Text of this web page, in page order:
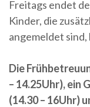
Freitags endet
Kinder, die
angemeldet
Die
– 14.25Uhr),
(14.30 – 16Uhr)